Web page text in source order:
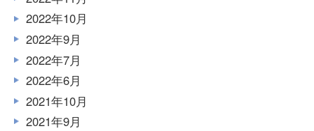
2022年10月
2022年9月
2022年7月
2022年6月
2021年10月
2021年9月